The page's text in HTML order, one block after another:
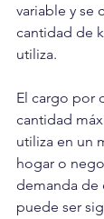
variable y se
cantidad de
utiliza.
El cargo por
cantidad
utiliza en un
hogar o
demanda de
puede ser